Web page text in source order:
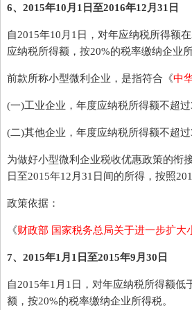
6、2015年10月1日至2016年12月31日
自2015年10月1日，对年应纳税所得额
应纳税所得额，按20%的税率缴纳企业所
前款所称小型微利企业，是指符合《中
(一)工业企业，年度应纳税所得额不超
(二)其他企业，年度应纳税所得额不超
为做好小型微利企业税收优惠政策的衔
日至2015年12月31日间的所得，按照
政策依据：
《财政部 国家税务总局关于进一步扩
7、2015年1月1日至2015年9月30日
自2015年1月1日，对年应纳税所得额
额，按20%的税率缴纳企业所得税。